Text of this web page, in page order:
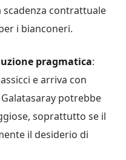
contrattuale
i bianconeri.
pragmatica:
e arriva con
potrebbe
soprattutto se il
il desiderio di